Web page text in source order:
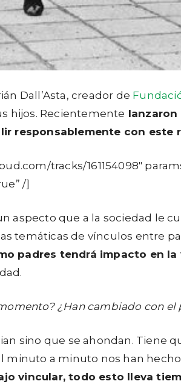
Dall’Asta, creador de
hijos. Recientemente lanzaron
responsablemente con este
tracks/161154098″
/]
aspecto que a la sociedad le
temáticas de vínculos entre
padres tendrá impacto en
¿Han cambiado con el
sino que se ahondan. Tiene
minuto a minuto nos han
vincular, todo esto lleva